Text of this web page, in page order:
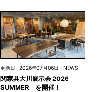
更新日 : 2026年07月06日 | NEWS
関家具大川展示会 2026
SUMMER を開催！